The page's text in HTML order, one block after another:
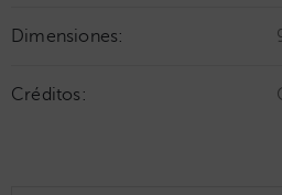
Dimensiones:
Créditos: